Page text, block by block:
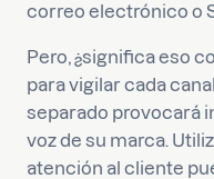
correo electrónico o
Pero, ¿significa eso
para vigilar cada
separado provocará
voz de su marca.
atención al cliente